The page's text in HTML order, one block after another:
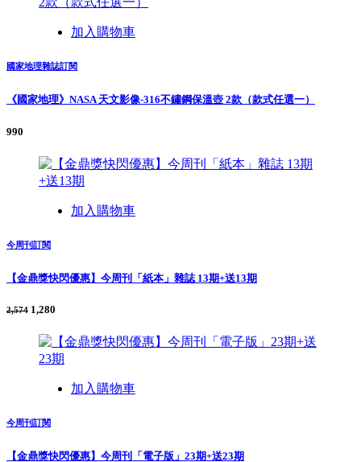
加入購物車
國家地理雜誌訂閱
《國家地理》NASA 天文影像-316不鏽鋼保溫壺 2款（款式任選一）
990
加入購物車
今周刊訂閱
【金鼎獎快閃優惠】今周刊「紙本」雜誌 13期+送13期
2,574 1,280
加入購物車
今周刊訂閱
【金鼎獎快閃優惠】今周刊「電子版」23期+送23期